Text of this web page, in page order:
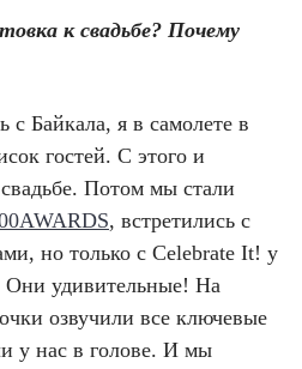
к свадьбе? Почему
с Байкала, я в самолете в
гостей. С этого и
Потом мы стали
, встретились с
но только с Celebrate It! у
Они удивительные! На
озвучили все ключевые
у нас в голове. И мы